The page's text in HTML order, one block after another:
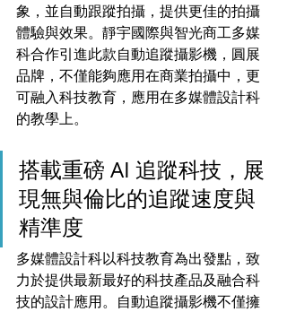
象，並自動跟蹤拍攝，提供更佳的拍攝
體驗與效果。靜宇國際與智光商工多媒
科合作引進此款自動追蹤攝影機，圓展
品牌，不僅能夠應用在商業拍攝中，更
可融入科技教育，應用在多媒體設計科
的教學上。
搭載重磅 AI 追蹤科技，展
現無與倫比的追蹤速度與
精準度
多媒體設計科以科技教育為出發點，致
力於提供最新最好的科技產品及融合科
技的設計應用。自動追蹤攝影機不僅擁